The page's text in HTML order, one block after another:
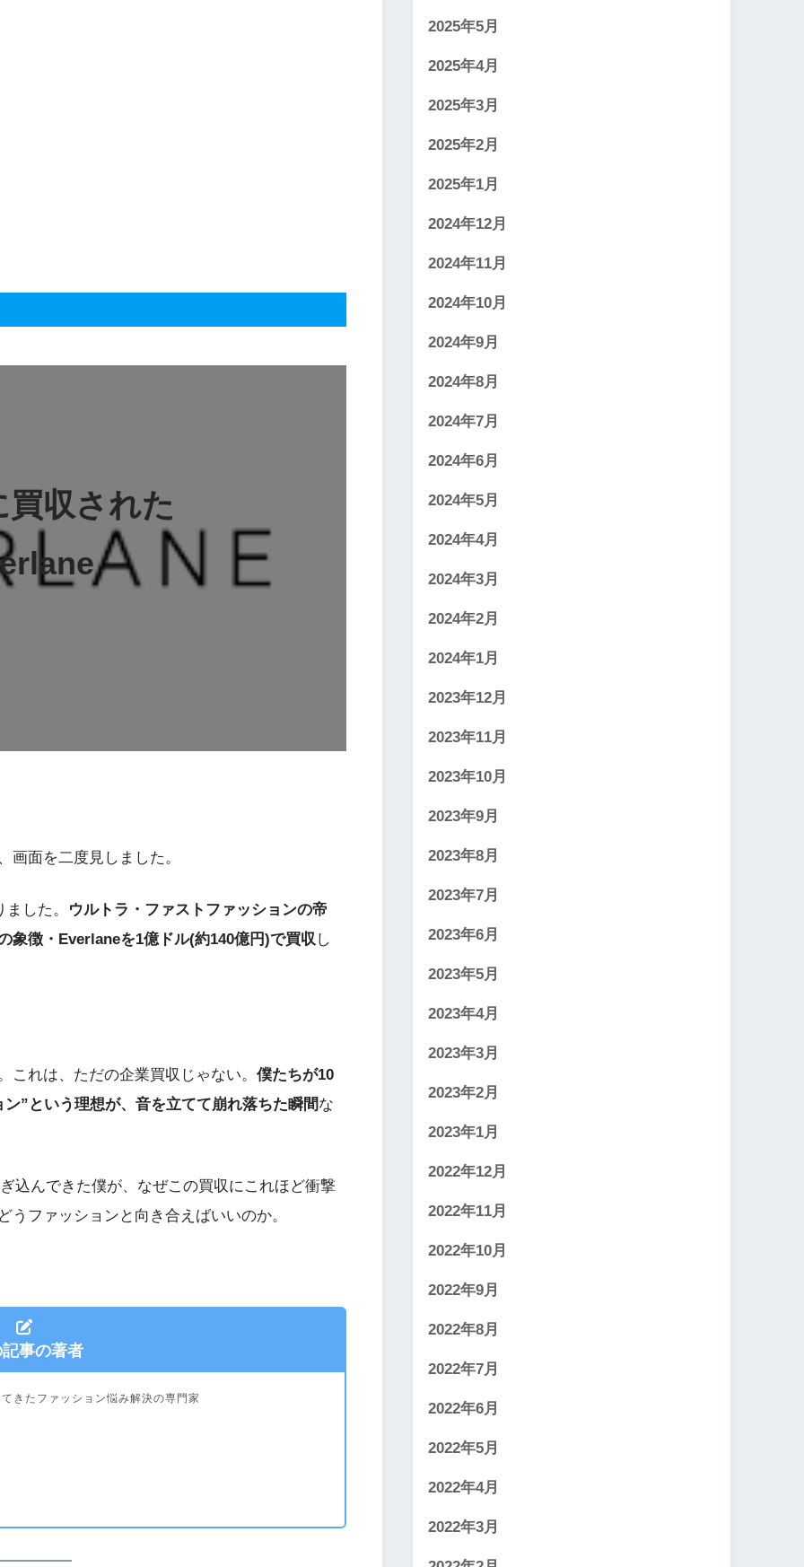
買収された
画面を二度見しました。
した。
ウルトラ・ファストファッションの帝
象徴・Everlaneを1億ドル(約140億円)で買収し
れは、ただの企業買収じゃない。 僕たちが10
”という理想が、音を立てて崩れ落ちた瞬間な
込んできた僕が、なぜこの買収にこれほど衝撃
ファッションと向き合えばいいのか。
事の著者
きたファッション悩み解決の専門家
2025年5月
2025年4月
2025年3月
2025年2月
2025年1月
2024年12月
2024年11月
2024年10月
2024年9月
2024年8月
2024年7月
2024年6月
2024年5月
2024年4月
2024年3月
2024年2月
2024年1月
2023年12月
2023年11月
2023年10月
2023年9月
2023年8月
2023年7月
2023年6月
2023年5月
2023年4月
2023年3月
2023年2月
2023年1月
2022年12月
2022年11月
2022年10月
2022年9月
2022年8月
2022年7月
2022年6月
2022年5月
2022年4月
2022年3月